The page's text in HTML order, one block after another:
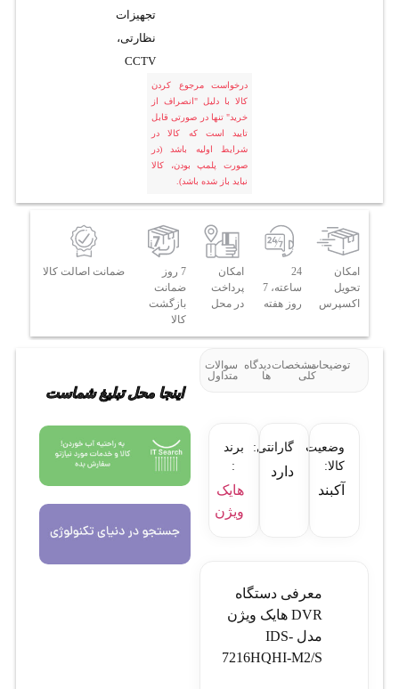
تجهیزات
نظارتی،
CCTV
درخواست مرجوع کردن
کالا با دلیل "انصراف از
خرید" تنها در صورتی قابل
تایید است که کالا در
شرایط اولیه باشد (در
صورت پلمپ بودن، کالا
نباید باز شده باشد).
امکان
تحویل
اکسپرس
24
ساعته، 7
روز هفته
امکان
پرداخت
در محل
7 روز
ضمانت
بازگشت
کالا
ضمانت اصالت کالا
توضیحاتمشخصات
کلی
دیدگاه
ها
سوالات
متداول
وضعیت
کالا:
آکبند
گارانتی:
دارد
برند
:
هایک
ویژن
معرفی دستگاه
DVR هایک ویژن
مدل IDS-
7216HQHI-M2/S
اینجا محل تبلیغ شماست